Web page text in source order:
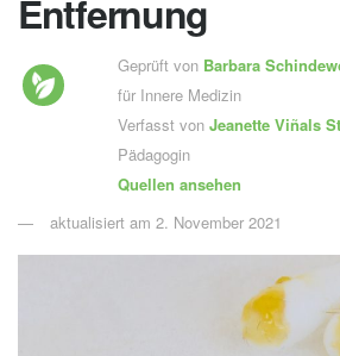
Entfernung
Geprüft von Barbara
für Innere Medizin
Verfasst von Jeanette Viñals
Pädagogin
Quellen ansehen
aktualisiert am 2. November 2021